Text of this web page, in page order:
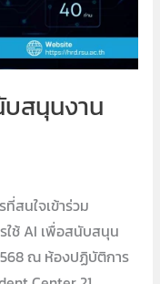
บสนุนงาน
นใจเข้าร่วม
ใช้ AI เพื่อสนับสนุน
ณ ห้องปฏิบัติการ